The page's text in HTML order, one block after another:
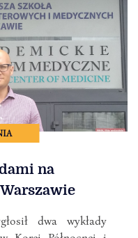
na
dwa wykłady